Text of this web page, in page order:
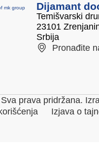
Dijamant
Temišvarski
23101
Srbija
Pronađite
prava pridržana.
Izjava o